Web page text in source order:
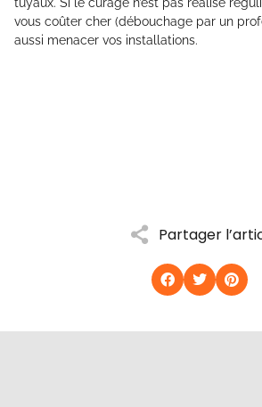
Partager
vous coûter cher (débouchage par un
aussi menacer vos installations.